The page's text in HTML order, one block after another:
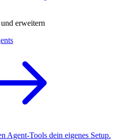
erweitern
Agent-Tools dein eigenes Setup.